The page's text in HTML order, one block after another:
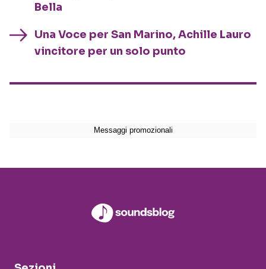
Bella
Una Voce per San Marino, Achille Lauro
vincitore per un solo punto